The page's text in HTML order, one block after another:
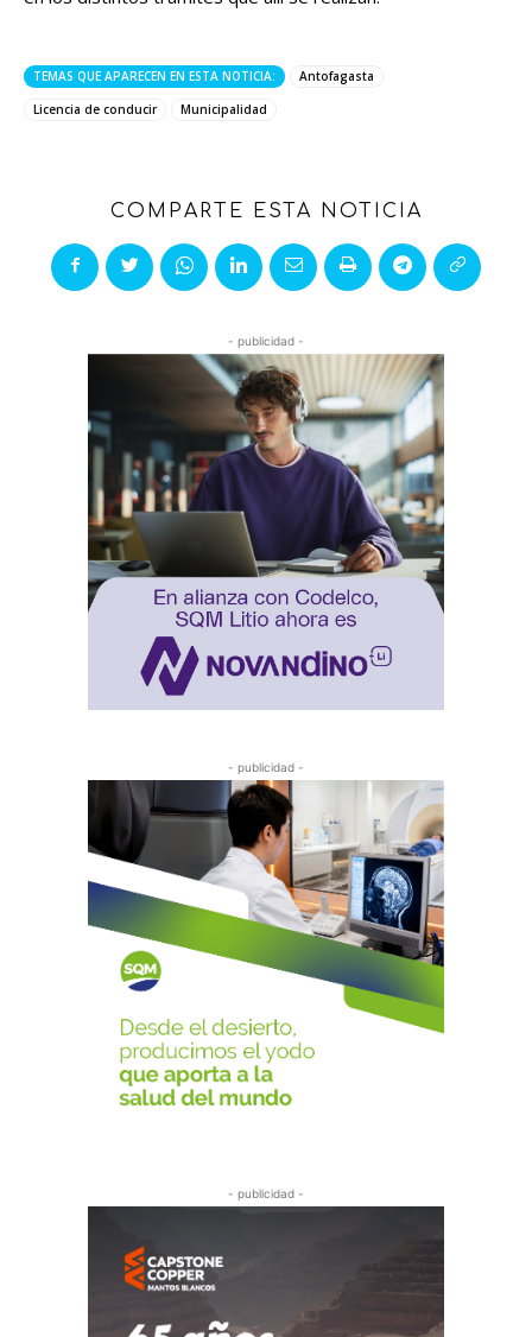
TEMAS QUE APARECEN EN ESTA NOTICIA:
Antofagasta
Licencia de conducir
Municipalidad
COMPARTE ESTA NOTICIA
- publicidad -
- publicidad -
- publicidad -